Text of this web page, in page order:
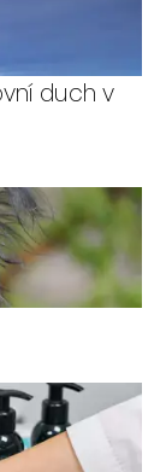
duch v